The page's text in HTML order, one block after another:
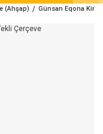
(Ahşap) Günsan Eqona